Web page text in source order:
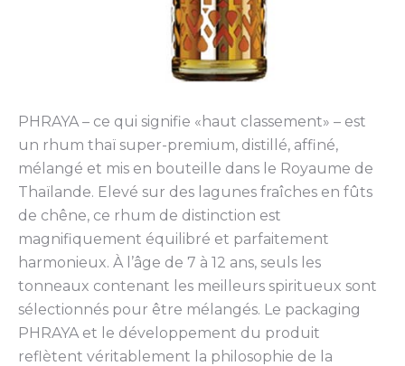
PHRAYA – ce qui signifie «haut classement» – est
un rhum thaï super-premium, distillé, affiné,
mélangé et mis en bouteille dans le Royaume de
Thaïlande. Elevé sur des lagunes fraîches en fûts
de chêne, ce rhum de distinction est
magnifiquement équilibré et parfaitement
harmonieux. À l’âge de 7 à 12 ans, seuls les
tonneaux contenant les meilleurs spiritueux sont
sélectionnés pour être mélangés. Le packaging
PHRAYA et le développement du produit
reflètent véritablement la philosophie de la